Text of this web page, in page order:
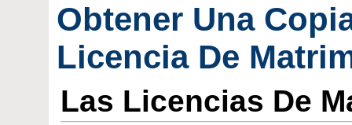
Obtener Una
Licencia De
Las Licencias De